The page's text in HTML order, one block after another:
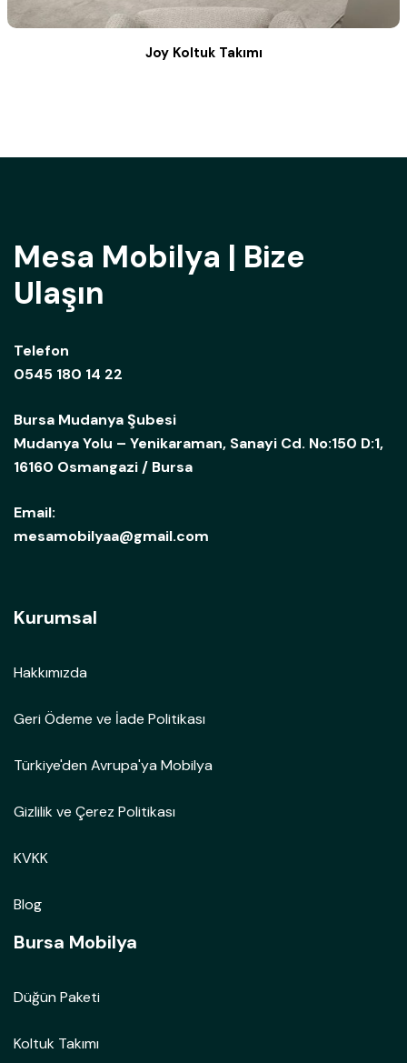
Joy Koltuk Takımı
Mesa Mobilya | Bize
Ulaşın
Telefon
0545 180 14 22
Bursa Mudanya Şubesi
Mudanya Yolu – Yenikaraman, Sanayi Cd. No:150 D:1,
16160 Osmangazi / Bursa
Email:
mesamobilyaa@gmail.com
Kurumsal
Hakkımızda
Geri Ödeme ve İade Politikası
Türkiye'den Avrupa'ya Mobilya
Gizlilik ve Çerez Politikası
KVKK
Blog
Bursa Mobilya
Düğün Paketi
Koltuk Takımı